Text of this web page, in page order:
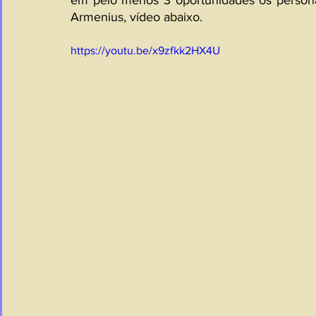
Armenius, vídeo abaixo.
https://youtu.be/x9zfkk2HX4U